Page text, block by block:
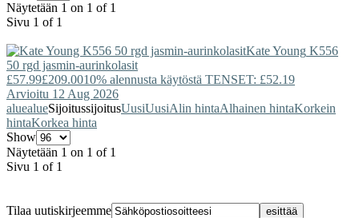
Näytetään 1 on 1 of 1
Sivu 1 of 1
Kate Young K556
50 rgd jasmin-aurinkolasit
£57.99£209.0010% alennusta käytöstä TENSET: £52.19
Arvioitu 12 Aug 2026
aluealueSijoitussijoitusUusiUusiAlin hintaAlhainen hintaKorkein
hintaKorkea hinta
Show
Näytetään 1 on 1 of 1
Sivu 1 of 1
Tilaa uutiskirjeemme